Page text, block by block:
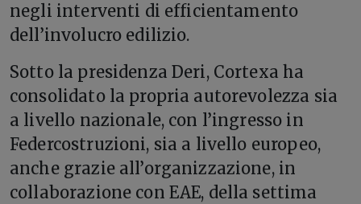
negli interventi di efficientamento
dell’involucro edilizio.
Sotto la presidenza Deri, Cortexa ha
consolidato la propria autorevolezza sia
a livello nazionale, con l’ingresso in
Federcostruzioni, sia a livello europeo,
anche grazie all’organizzazione, in
collaborazione con EAE, della settima